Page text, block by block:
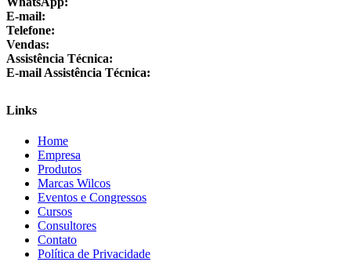
E-mail:
Telefone:
Vendas:
Assistência Técnica:
E-mail Assistência Técnica:
Links
Home
Empresa
Produtos
Marcas Wilcos
Eventos e Congressos
Cursos
Consultores
Contato
Política de Privacidade